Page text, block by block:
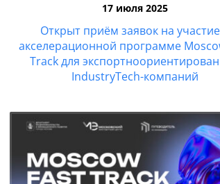
17 июля 2025
Открыт приём заявок на
акселерационной программе
Track для
IndustryTech-компаний